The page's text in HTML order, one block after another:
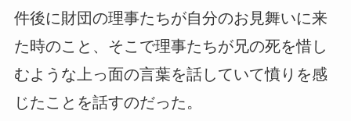
件後に財団の理事たちが自分のお見舞いに来
た時のこと、そこで理事たちが兄の死を惜し
むような上っ面の言葉を話していて憤りを感
じたことを話すのだった。